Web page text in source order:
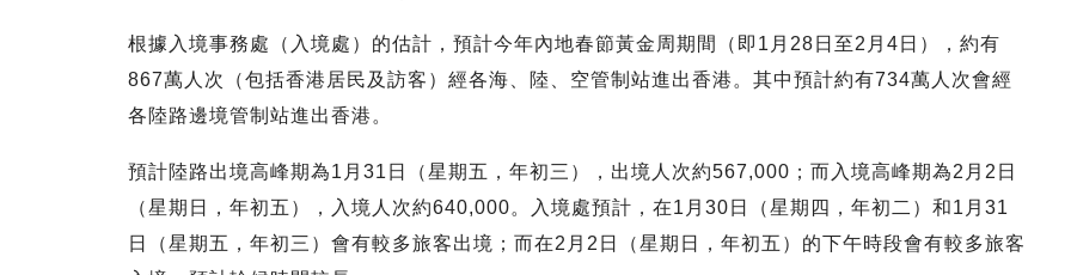
根據入境事務處（入境處）的估計，預計今年內地春節黃金周期間（即1月28日至2月4日），約有
867萬人次（包括香港居民及訪客）經各海、陸、空管制站進出香港。其中預計約有734萬人次會經
各陸路邊境管制站進出香港。
預計陸路出境高峰期為1月31日（星期五，年初三），出境人次約567,000；而入境高峰期為2月2日
（星期日，年初五），入境人次約640,000。入境處預計，在1月30日（星期四，年初二）和1月31
日（星期五，年初三）會有較多旅客出境；而在2月2日（星期日，年初五）的下午時段會有較多旅客